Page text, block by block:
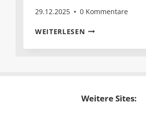
29.12.2025 0 Kommentare
WEITERLESEN
Weitere Sites: